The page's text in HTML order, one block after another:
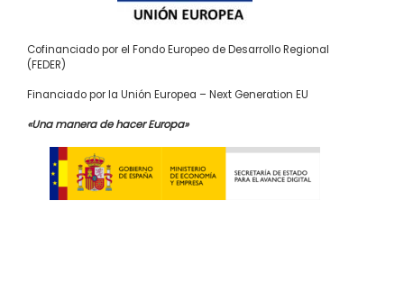
Cofinanciado por el Fondo Europeo de Desarrollo Regional
(FEDER)
Financiado por la Unión Europea – Next Generation EU
«Una manera de hacer Europa»